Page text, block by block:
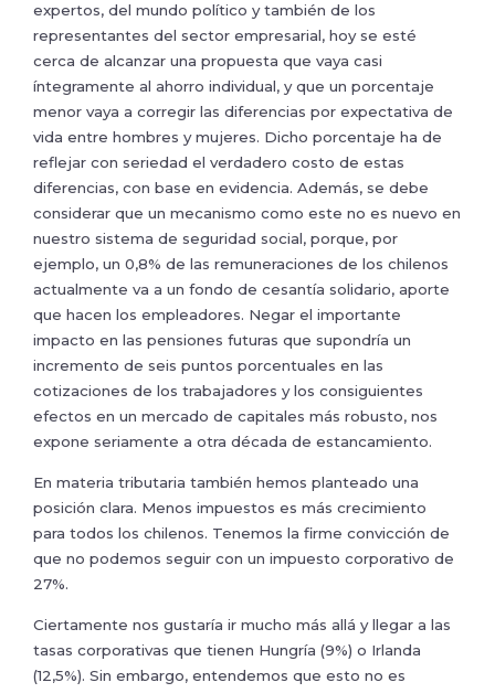
expertos, del mundo político y también de los
representantes del sector empresarial, hoy se esté
cerca de alcanzar una propuesta que vaya casi
íntegramente al ahorro individual, y que un porcentaje
menor vaya a corregir las diferencias por expectativa de
vida entre hombres y mujeres. Dicho porcentaje ha de
reflejar con seriedad el verdadero costo de estas
diferencias, con base en evidencia. Además, se debe
considerar que un mecanismo como este no es nuevo en
nuestro sistema de seguridad social, porque, por
ejemplo, un 0,8% de las remuneraciones de los chilenos
actualmente va a un fondo de cesantía solidario, aporte
que hacen los empleadores. Negar el importante
impacto en las pensiones futuras que supondría un
incremento de seis puntos porcentuales en las
cotizaciones de los trabajadores y los consiguientes
efectos en un mercado de capitales más robusto, nos
expone seriamente a otra década de estancamiento.
En materia tributaria también hemos planteado una
posición clara. Menos impuestos es más crecimiento
para todos los chilenos. Tenemos la firme convicción de
que no podemos seguir con un impuesto corporativo de
27%.
Ciertamente nos gustaría ir mucho más allá y llegar a las
tasas corporativas que tienen Hungría (9%) o Irlanda
(12,5%). Sin embargo, entendemos que esto no es